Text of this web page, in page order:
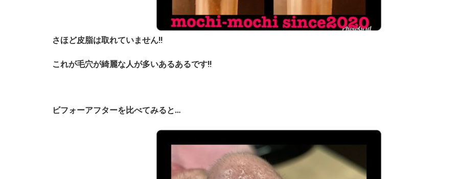
さほど皮脂は取れていません!!
これが毛穴が綺麗な人が多いあるあるです!!
ビフォーアフターを比べてみると…